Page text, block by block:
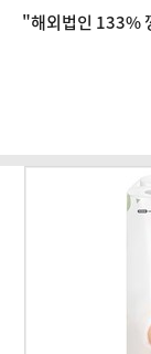
"해외법인 133%